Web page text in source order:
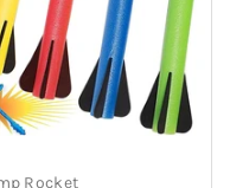
Rocket